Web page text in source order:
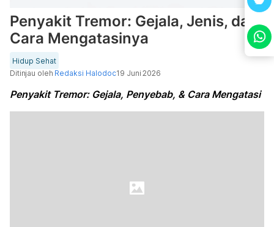
Penyakit Tremor: Gejala, Jenis, dan
Cara Mengatasinya
Hidup Sehat
Ditinjau oleh Redaksi Halodoc19 Juni 2026
Penyakit Tremor: Gejala, Penyebab, & Cara Mengatasi